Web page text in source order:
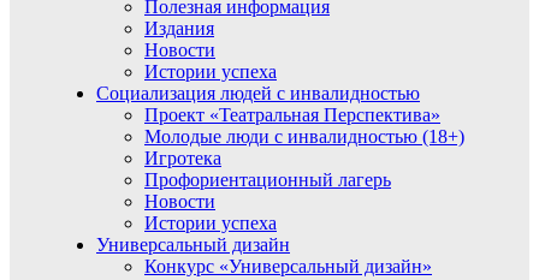
Полезная информация
Издания
Новости
Истории успеха
Социализация людей с инвалидностью
Проект «Театральная Перспектива»
Молодые люди с инвалидностью (18+)
Игротека
Профориентационный лагерь
Новости
Истории успеха
Универсальный дизайн
Конкурс «Универсальный дизайн»